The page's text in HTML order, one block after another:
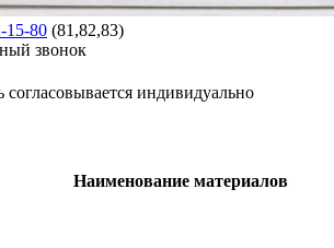
15-80 (81,82,83)
звонок
согласовывается индивидуально
Наименование материалов